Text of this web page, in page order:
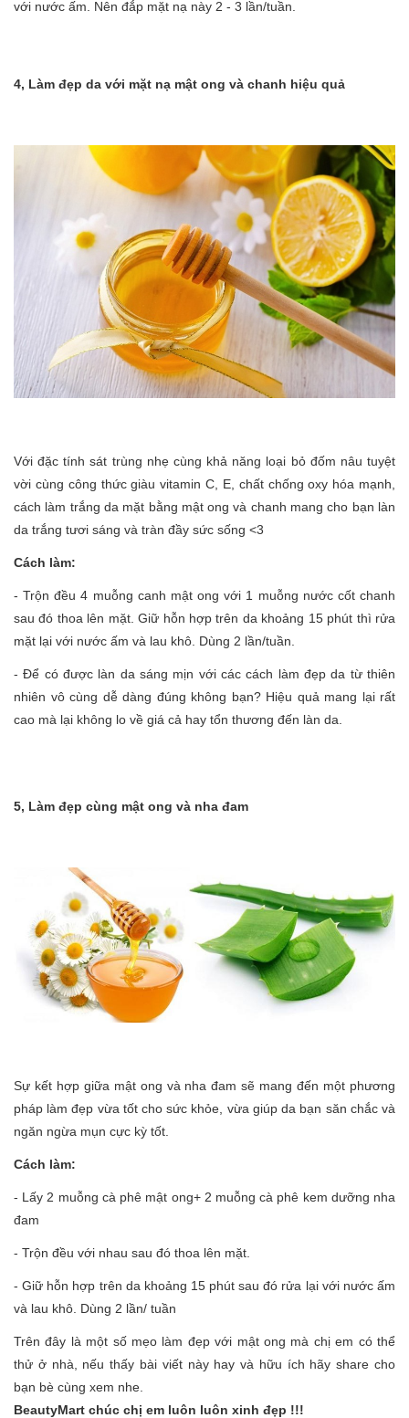
với nước ấm. Nên đắp mặt nạ này 2 - 3 lần/tuần.
4, Làm đẹp da với mặt nạ mật ong và chanh hiệu quả
Với đặc tính sát trùng nhẹ cùng khả năng loại bỏ đốm nâu tuyệt
vời cùng công thức giàu vitamin C, E, chất chống oxy hóa mạnh,
cách làm trắng da mặt bằng mật ong và chanh mang cho bạn làn
da trắng tươi sáng và tràn đầy sức sống <3
Cách làm:
- Trộn đều 4 muỗng canh mật ong với 1 muỗng nước cốt chanh
sau đó thoa lên mặt. Giữ hỗn hợp trên da khoảng 15 phút thì rửa
mặt lại với nước ấm và lau khô. Dùng 2 lần/tuần.
- Để có được làn da sáng mịn với các cách làm đẹp da từ thiên
nhiên vô cùng dễ dàng đúng không bạn? Hiệu quả mang lại rất
cao mà lại không lo về giá cả hay tổn thương đến làn da.
5, Làm đẹp cùng mật ong và nha đam
Sự kết hợp giữa mật ong và nha đam sẽ mang đến một phương
pháp làm đẹp vừa tốt cho sức khỏe, vừa giúp da bạn săn chắc và
ngăn ngừa mụn cực kỳ tốt.
Cách làm:
- Lấy 2 muỗng cà phê mật ong+ 2 muỗng cà phê kem dưỡng nha
đam
- Trộn đều với nhau sau đó thoa lên mặt.
- Giữ hỗn hợp trên da khoảng 15 phút sau đó rửa lại với nước ấm
và lau khô. Dùng 2 lần/ tuần
Trên đây là một số mẹo làm đẹp với mật ong mà chị em có thể
thử ở nhà, nếu thấy bài viết này hay và hữu ích hãy share cho
bạn bè cùng xem nhe.
BeautyMart chúc chị em luôn luôn xinh đẹp !!!